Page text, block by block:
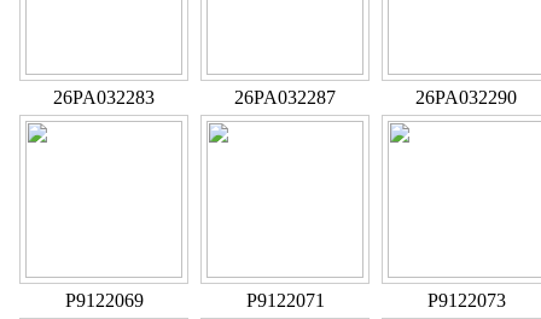
26PA032283 26PA032287 26PA032290
P9122069 P9122071 P9122073